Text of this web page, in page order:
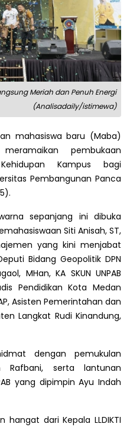
Meriah dan Penuh Energi
(Analisadaily/istimewa)
mahasiswa baru (Maba)
pembukaan
Kampus bagi
Pembangunan Panca
sepanjang ini dibuka
Siti Anisah, ST,
yang kini menjabat
Bidang Geopolitik DPN
MHan, KA SKUN UNPAB
Pendidikan Kota Medan
Asisten Pemerintahan dan
Langkat Rudi Kinandung,
dengan pemukulan
Rafbani, serta lantunan
yang dipimpin Ayu Indah
dari Kepala LLDIKTI